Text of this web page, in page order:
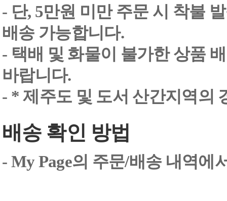
- 단, 5만원 미만 주문 시 착불
배송 가능합니다.
- 택배 및 화물이 불가한 상품
바랍니다.
- * 제주도 및 도서 산간지역의
배송 확인 방법
- My Page의 주문/배송 내역에